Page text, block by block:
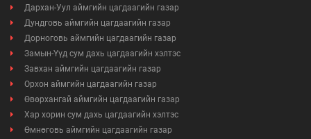
Дархан-Уул аймгийн цагдаагийн газар
Дундговь аймгийн цагдаагийн газар
Дорноговь аймгийн цагдаагийн газар
Замын-Үүд сум дахь цагдаагийн хэлтэс
Завхан аймгийн цагдаагийн газар
Орхон аймгийн цагдаагийн газар
Өвөрхангай аймгийн цагдаагийн газар
Хар хорин сум дахь цагдаагийн хэлтэс
Өмнөговь аймгийн цагдаагийн газар